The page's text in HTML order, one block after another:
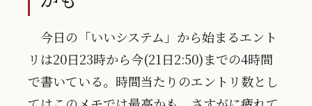
今日の「いいシステム」から始まるエント
リは20日23時から今(21日2:50)までの4時間
で書いている。時間当たりのエントリ数とし